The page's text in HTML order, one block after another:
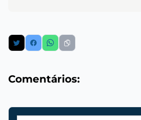
Comentários: